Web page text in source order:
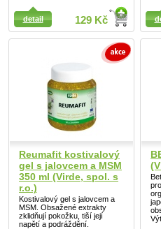
129 Kč
detail
Detail
Reumafit kostivalový
gel s jalovcem a MSM
350 ml (Virde, spol. s
r.o.)
Kostivalový gel s jalovcem a
MSM. Obsažené extrakty
zklidňují pokožku, tiší její
napětí a podráždění.